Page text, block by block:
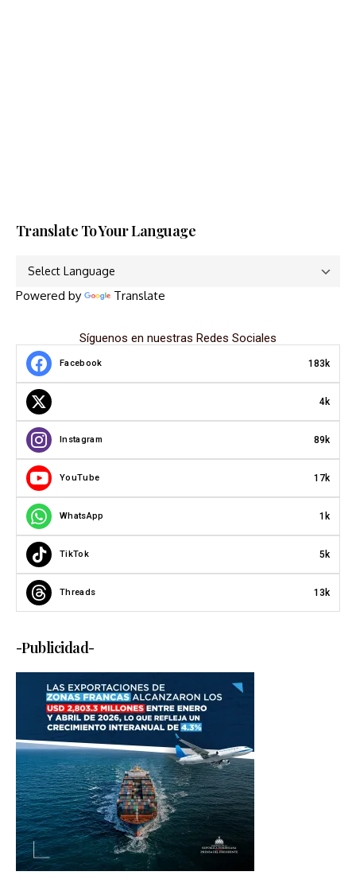
Translate To Your Language
Powered by Translate
Síguenos en nuestras Redes Sociales
Facebook 183k
4k
Instagram 89k
YouTube 17k
WhatsApp 1k
TikTok 5k
Threads 13k
-Publicidad-